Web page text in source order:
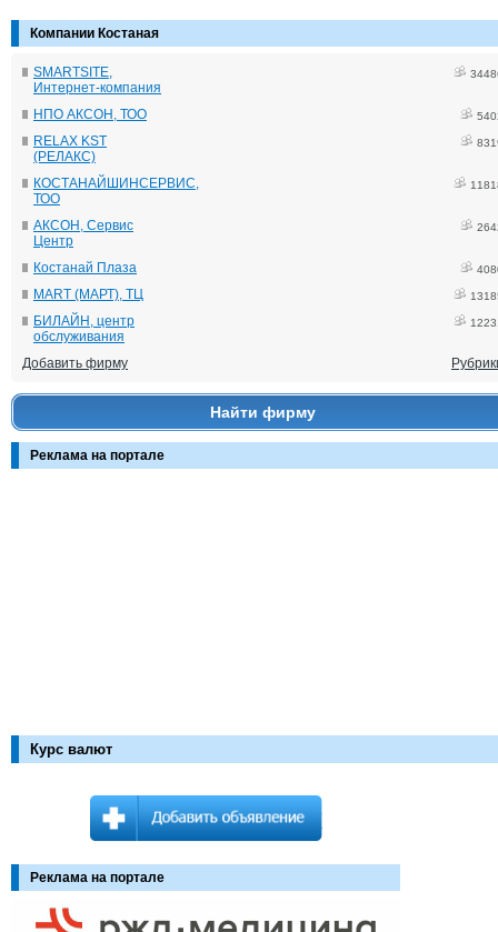
Компании Костаная
SMARTSITE,
Интернет-компания
НПО АКСОН, ТОО
RELAX KST
(РЕЛАКС)
КОСТАНАЙШИНСЕРВИС,
ТОО
АКСОН, Сервис
Центр
Костанай Плаза
MART (МАРТ), ТЦ
БИЛАЙН, центр
обслуживания
Добавить фирму
Найти фирму
Реклама на портале
Курс валют
Реклама на портале